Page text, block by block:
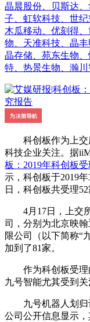
晶晨股份、贝斯达
子、虹软科技、世
木瓜移动、优刻得
物、天准科技、晶
晶存储、苑东生物
特、热景生物、瀚川
科创板作为上交
科技企业关注。据
板：2019年科创板
示，科创板于2019
日，科创板共受理52
4月17日，上交所
司，分别为北京映
限公司（以下简称“
加到了81家。
作为科创板受理
九号智能尤其受到关
九号机器人划归
公司公开信息显示